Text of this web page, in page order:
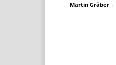
Martin Gräber -